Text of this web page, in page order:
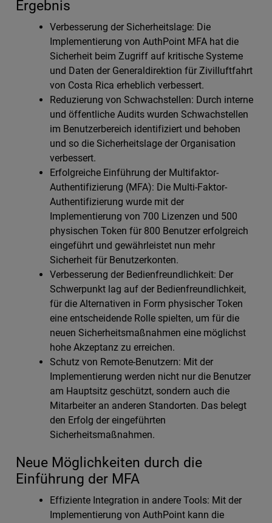
Ergebnis
Verbesserung der Sicherheitslage: Die
Implementierung von AuthPoint MFA hat die
Sicherheit beim Zugriff auf kritische Systeme
und Daten der Generaldirektion für Zivilluftfahrt
von Costa Rica erheblich verbessert.
Reduzierung von Schwachstellen: Durch interne
und öffentliche Audits wurden Schwachstellen
im Benutzerbereich identifiziert und behoben
und so die Sicherheitslage der Organisation
verbessert.
Erfolgreiche Einführung der Multifaktor-
Authentifizierung (MFA): Die Multi-Faktor-
Authentifizierung wurde mit der
Implementierung von 700 Lizenzen und 500
physischen Token für 800 Benutzer erfolgreich
eingeführt und gewährleistet nun mehr
Sicherheit für Benutzerkonten.
Verbesserung der Bedienfreundlichkeit: Der
Schwerpunkt lag auf der Bedienfreundlichkeit,
für die Alternativen in Form physischer Token
eine entscheidende Rolle spielten, um für die
neuen Sicherheitsmaßnahmen eine möglichst
hohe Akzeptanz zu erreichen.
Schutz von Remote-Benutzern: Mit der
Implementierung werden nicht nur die Benutzer
am Hauptsitz geschützt, sondern auch die
Mitarbeiter an anderen Standorten. Das belegt
den Erfolg der eingeführten
Sicherheitsmaßnahmen.
Neue Möglichkeiten durch die
Einführung der MFA
Effiziente Integration in andere Tools: Mit der
Implementierung von AuthPoint kann die